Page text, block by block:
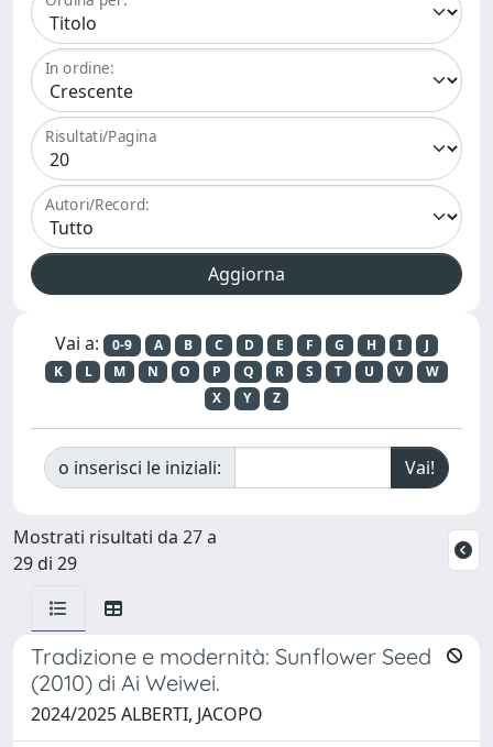
In ordine:
Risultati/Pagina
Autori/Record:
Vai a: 0-9 A B C D E F G H I
J
K
L M N O P Q R S T U V
W
X
Y Z
o inserisci le iniziali:
Mostrati risultati da 27 a
29 di 29
Tradizione e modernità: Sunflower Seed
(2010) di Ai Weiwei.
2024/2025 ALBERTI, JACOPO